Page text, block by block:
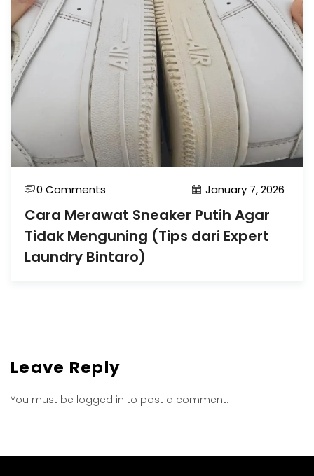
January 7, 2026
0 Comments
Cara Merawat Sneaker Putih Agar
Tidak Menguning (Tips dari Expert
Laundry Bintaro)
Leave Reply
You must be logged in to post a comment.